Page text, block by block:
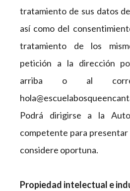
tratamiento de sus datos
así como del
tratamiento de los
petición a la dirección
arriba o al
Podrá dirigirse a la
competente para presentar
considere oportuna.
Propiedad intelectual e